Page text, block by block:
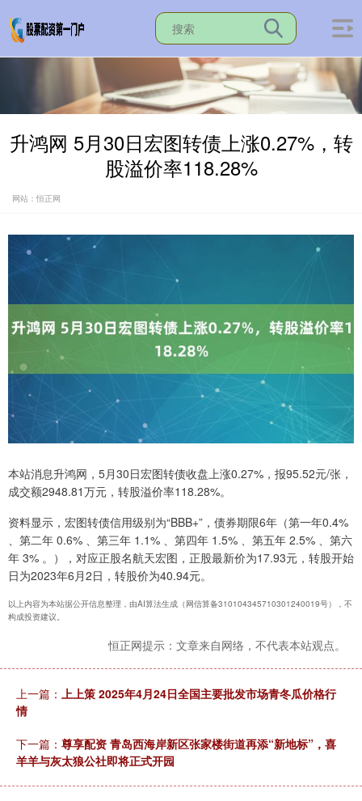
升鸿网 5月30日宏图转债上涨0.27%，转
股溢价率118.28%
网站：恒正网
本站消息升鸿网，5月30日宏图转债收盘上涨0.27%，报95.52元/张，
成交额2948.81万元，转股溢价率118.28%。
资料显示，宏图转债信用级别为“BBB+”，债券期限6年（第一年0.4%
、第二年 0.6% 、第三年 1.1% 、第四年 1.5% 、第五年 2.5% 、第六
年 3% 。），对应正股名航天宏图，正股最新价为17.93元，转股开始
日为2023年6月2日，转股价为40.94元。
以上内容为本站据公开信息整理，由AI算法生成（网信算备310104345710301240019号），不
构成投资建议。
恒正网提示：文章来自网络，不代表本站观点。
上一篇： 上上策 2025年4月24日全国主要批发市场青冬瓜价格行
情
下一篇： 尊享配资 青岛西海岸新区张家楼街道再添“新地标”，喜
羊羊与灰太狼公社即将正式开园